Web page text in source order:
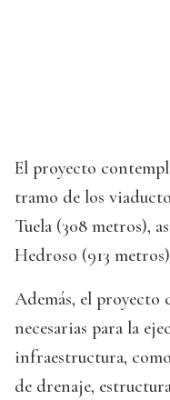
El proyecto
tramo de los
Tuela (308 metros),
Hedroso (913
Además, el proyecto
necesarias para la
infraestructura,
de drenaje,